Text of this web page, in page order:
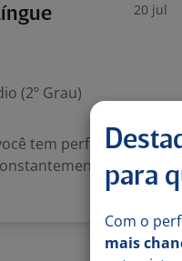
20 jul
(2º Grau)
tem perfil analítico,
para
Com o
mais